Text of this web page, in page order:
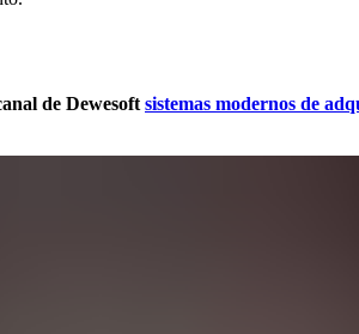
de Dewesoft sistemas modernos de